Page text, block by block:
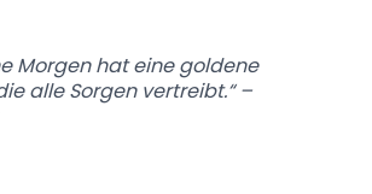
Morgen hat eine goldene
alle Sorgen vertreibt.“ –